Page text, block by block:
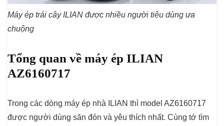
Máy ép trái cây ILIAN được nhiều người tiêu dùng ưa
chuộng
Tổng quan về máy ép ILIAN
AZ6160717
Trong các dòng máy ép nhà ILIAN thì model AZ6160717
được người dùng săn đón và yêu thích nhất. Cùng tớ tìm